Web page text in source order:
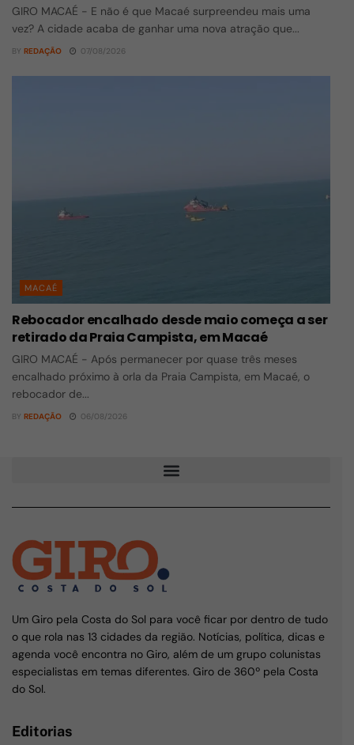
GIRO MACAÉ - E não é que Macaé surpreendeu mais uma
vez? A cidade acaba de ganhar uma nova atração que...
BY REDAÇÃO 07/08/2026
MACAÉ
Rebocador encalhado desde maio começa a ser
retirado da Praia Campista, em Macaé
GIRO MACAÉ - Após permanecer por quase três meses
encalhado próximo à orla da Praia Campista, em Macaé, o
rebocador de...
BY REDAÇÃO 06/08/2026
Um Giro pela Costa do Sol para você ficar por dentro de tudo
o que rola nas 13 cidades da região. Notícias, política, dicas e
agenda você encontra no Giro, além de um grupo colunistas
especialistas em temas diferentes. Giro de 360º pela Costa
do Sol.
Editorias